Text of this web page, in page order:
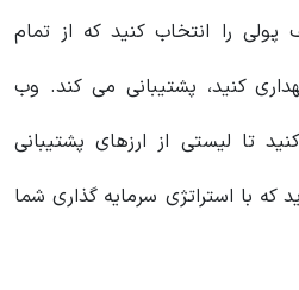
پولی را انتخاب کنید که از تمام
کنید، پشتیبانی می کند. وب
تا لیستی از ارزهای پشتیبانی
که با استراتژی سرمایه گذاری شما